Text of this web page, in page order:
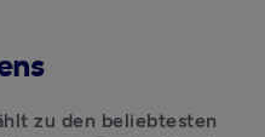
zu den beliebtesten